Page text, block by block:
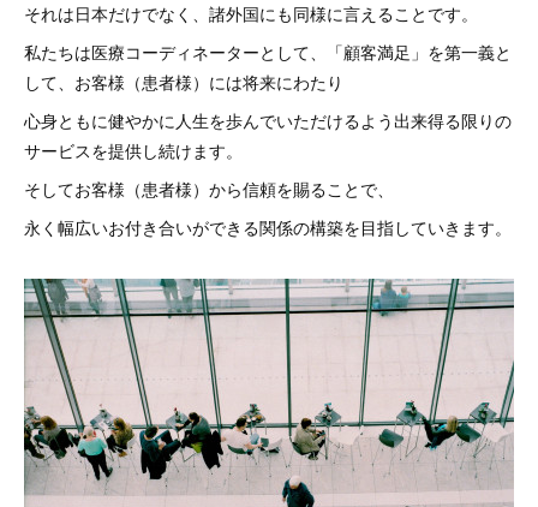
それは日本だけでなく、諸外国にも同様に言えることです。
私たちは医療コーディネーターとして、「顧客満足」を第一義と
して、お客様（患者様）には将来にわたり
心身ともに健やかに人生を歩んでいただけるよう出来得る限りの
サービスを提供し続けます。
そしてお客様（患者様）から信頼を賜ることで、
永く幅広いお付き合いができる関係の構築を目指していきます。